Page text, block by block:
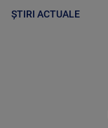
ȘTIRI ACTUALE